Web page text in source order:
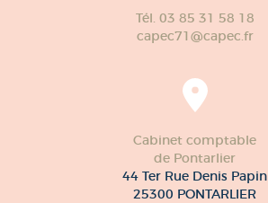
Tél. 03 85 31 58 18
capec71@capec.fr
Cabinet comptable
de Pontarlier
44 Ter Rue Denis Papin
25300 PONTARLIER